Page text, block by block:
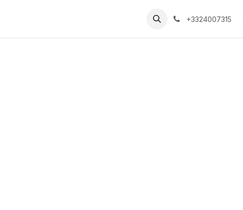
+3324007315